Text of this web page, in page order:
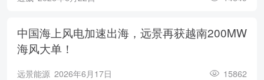
中国海上风电加速出海，远景再获越南200MW
海风大单！
远景能源 2026年6月17日 15862